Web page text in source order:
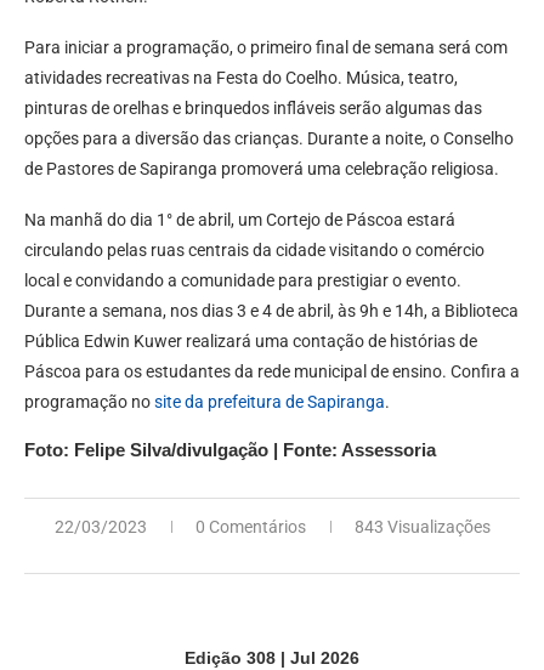
Para iniciar a programação, o primeiro final de semana será com
atividades recreativas na Festa do Coelho. Música, teatro,
pinturas de orelhas e brinquedos infláveis serão algumas das
opções para a diversão das crianças. Durante a noite, o Conselho
de Pastores de Sapiranga promoverá uma celebração religiosa.
Na manhã do dia 1° de abril, um Cortejo de Páscoa estará
circulando pelas ruas centrais da cidade visitando o comércio
local e convidando a comunidade para prestigiar o evento.
Durante a semana, nos dias 3 e 4 de abril, às 9h e 14h, a Biblioteca
Pública Edwin Kuwer realizará uma contação de histórias de
Páscoa para os estudantes da rede municipal de ensino. Confira a
programação nosite da prefeitura de Sapiranga.
Foto: Felipe Silva/divulgação | Fonte: Assessoria
22/03/2023 0 Comentários 843 Visualizações
Edição 308 | Jul 2026